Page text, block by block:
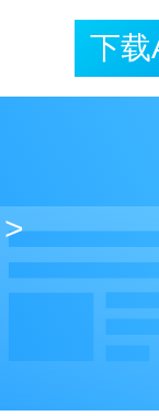
下载
>